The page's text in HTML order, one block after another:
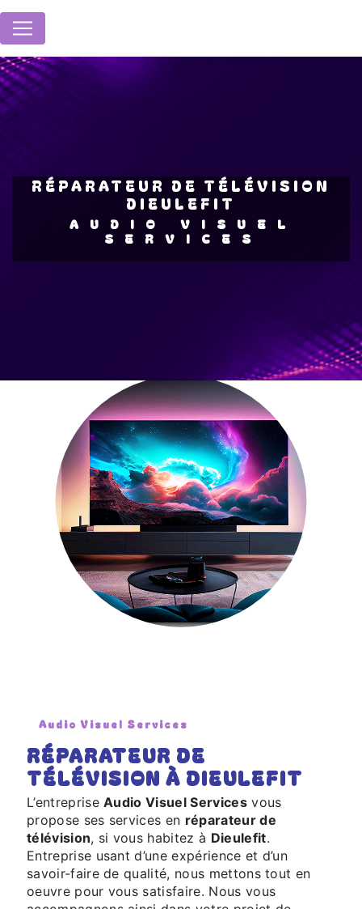
RÉPARATEUR DE TÉLÉVISION
DIEULEFIT
AUDIO VISUEL
SERVICES
Audio Visuel Services
RÉPARATEUR DE
TÉLÉVISION À DIEULEFIT
L’entrepriseAudio Visuel Servicesvous
propose ses services en réparateur de
télévision, si vous habitez à Dieulefit.
Entreprise usant d’une expérience et d’un
savoir-faire de qualité, nous mettons tout en
oeuvre pour vous satisfaire. Nous vous
Panneau de gestion des cookies